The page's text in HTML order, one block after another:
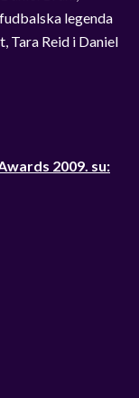
legenda
Tara Reid i Daniel
2009. su: